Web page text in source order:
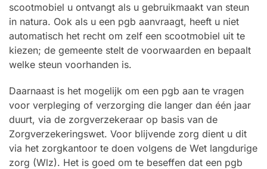
scootmobiel u ontvangt als u gebruikmaakt van steun
in natura. Ook als u een pgb aanvraagt, heeft u niet
automatisch het recht om zelf een scootmobiel uit te
kiezen; de gemeente stelt de voorwaarden en bepaalt
welke steun voorhanden is.
Daarnaast is het mogelijk om een pgb aan te vragen
voor verpleging of verzorging die langer dan één jaar
duurt, via de zorgverzekeraar op basis van de
Zorgverzekeringswet. Voor blijvende zorg dient u dit
via het zorgkantoor te doen volgens de Wet langdurige
zorg (Wlz). Het is goed om te beseffen dat een pgb